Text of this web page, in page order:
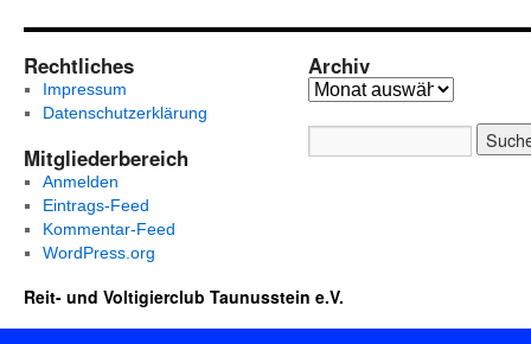
Rechtliches
Impressum
Datenschutzerklärung
Mitgliederbereich
Anmelden
Eintrags-Feed
Kommentar-Feed
WordPress.org
Archiv
Reit- und Voltigierclub Taunusstein e.V.